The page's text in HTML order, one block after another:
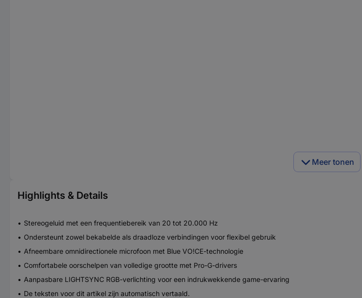
Meer tonen
Highlights & Details
Stereogeluid met een frequentiebereik van 20 tot 20.000 Hz
Ondersteunt zowel bekabelde als draadloze verbindingen voor flexibel gebruik
Afneembare omnidirectionele microfoon met Blue VO!CE-technologie
Comfortabele oorschelpen van volledige grootte met Pro-G-drivers
Aanpasbare LIGHTSYNC RGB-verlichting voor een indrukwekkende game-ervaring
De teksten voor dit artikel zijn automatisch vertaald.